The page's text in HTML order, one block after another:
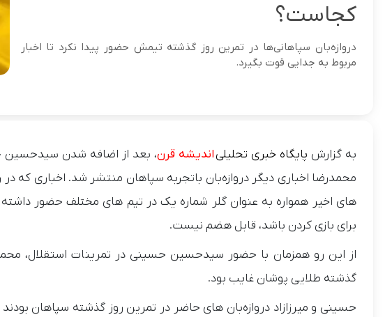
کجاست؟
دروازه‌بان سپاهانی‌ها در تمرین روز گذشته تیمش حضور پیدا نکرد تا اخبار
مربوط به جدایی قوت بگیرد.
به گزارش پایگاه خبری تحلیلیاندیشه قرن، بعد از اضافه شدن سیدحسین
محمدرضا اخباری دیگر دروازه‌بان باتجربه سپاهان منتشر شد. اخباری که
های اخیر همواره به عنوان گلر شماره یک در تیم های مختلف حضور
برای بازی کردن باشد، قابل هضم نیست.
از این رو همزمان با حضور سیدحسین حسینی در تمرینات استقلال،
گذشته طلایی پوشان غایب بود.
حسینی و میرزازاد دروازه‌بان های حاضر در تمرین روز گذشته سپاهان